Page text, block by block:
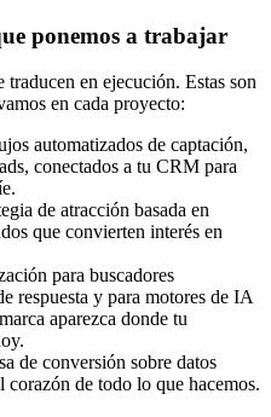
ponemos a trabajar
en ejecución. Estas son
en cada proyecto:
automatizados de captación,
conectados a tu CRM para
de atracción basada en
que convierten interés en
para buscadores
respuesta y para motores de IA
aparezca donde tu
de conversión sobre datos
corazón de todo lo que hacemos.